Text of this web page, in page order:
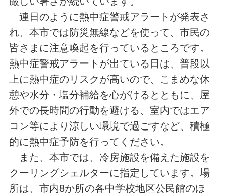
連日のように熱中症警戒アラートが発表さ
れ、本市では防災無線などを使って、市民の
皆さまに注意喚起を行っているところです。
熱中症警戒アラートが出ている日は、普段以
上に熱中症のリスクが高いので、こまめな休
憩や水分・塩分補給を心がけるとともに、屋
外での長時間の行動を避ける、室内ではエア
コン等により涼しい環境で過ごすなど、積極
的に熱中症予防を行ってください。
また、本市では、冷房施設を備えた施設を
クーリングシェルターに指定しています。場
所は、市内8か所の各中学校地区公民館のほ